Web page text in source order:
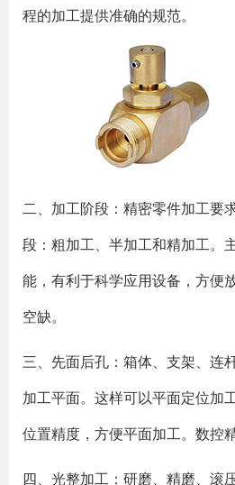
程的加工提供准确的规范。
二、加工阶段：精密零件加工要
段：粗加工、半加工和精加工。
能，有利于科学应用设备，方便
空缺。
三、先面后孔：箱体、支架、连
加工平面。这样可以平面定位加
位置精度，方便平面加工。数控
四、光整加工：研磨、精磨、滚